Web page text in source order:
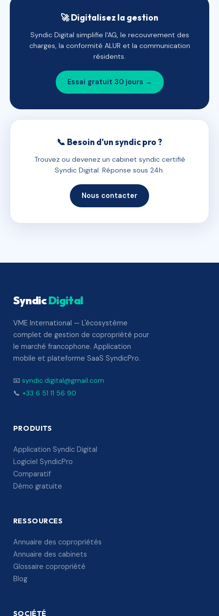
🚀 Digitalisez la gestion
Syndic Digital simplifie l'AG, le recouvrement des
charges, la conformité ALUR et la communication
résidents.
Essai gratuit 30 jours →
📞 Besoin d'un syndic pro ?
Trouvez ou devenez un cabinet syndic certifié
Syndic Digital. Réponse sous 24h.
Nous contacter
SyndicDigital
VME International — L'écosystème
complet de gestion de copropriété pour
le marché francophone. Application
mobile et plateforme SaaS SyndicPro.
📧 syndic.digital@gmail.com
📞 +33 6 51 11 56 90
PRODUITS
Application Syndic Digital
Logiciel SyndicPro
Comparatif
Démo gratuite
RESSOURCES
Annuaire des copropriétés
Annuaire des cabinets
Glossaire copropriété
Blog
SOCIÉTÉ